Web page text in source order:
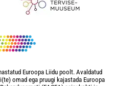
Euroopa Liidu poolt. Avaldatud
omad ega pruugi kajastada Euroopa